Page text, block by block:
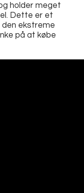
holder meget
Dette er et
den ekstreme
på at købe